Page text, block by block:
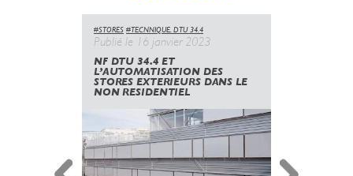
#STORES #TECNNIQUE. DTU 34.4
Publié le 16 janvier 2023
NF DTU 34.4 ET
L’AUTOMATISATION DES
STORES EXTERIEURS DANS LE
NON RESIDENTIEL